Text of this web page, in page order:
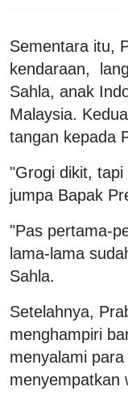
Sementara itu,
kendaraan,
Sahla, anak
Malaysia.
tangan kepada
"Grogi dikit,
jumpa Bapak
"Pas pertama-
lama-lama
Sahla.
Setelahnya,
menghampiri
menyalami
menyempatkan